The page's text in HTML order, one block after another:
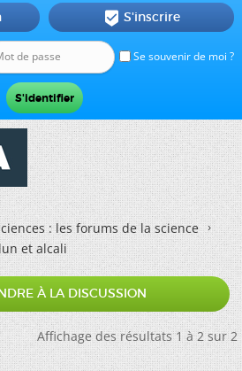
Se souvenir de moi ?
 S'inscrire
: les forums de la science
et alcali
À LA DISCUSSION
Affichage des résultats 1 à 2 sur 2